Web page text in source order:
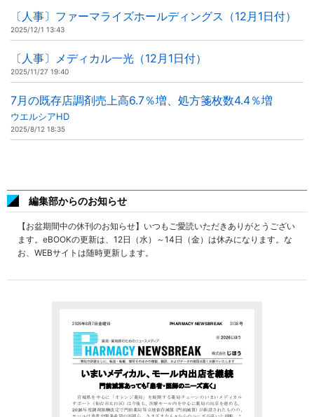
〔人事〕ファーマライズホールディングス（12月1日付）
2025/12/1 13:43
〔人事〕メディカル一光（12月1日付）
2025/11/27 19:40
7月の既存店調剤売上高6.7％増、処方箋枚数4.4％増
ウエルシアHD
2025/8/12 18:35
編集部からのお知らせ
【お盆期間中の休刊のお知らせ】いつもご愛読いただきありがとうござい
ます。eBOOKの更新は、12日（水）～14日（金）は休みになります。な
お、WEBサイトは随時更新します。